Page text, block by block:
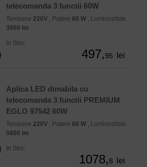
telecomanda 3 functii 60W
Tensiune 220V , Putere 60 W , Luminozitate
3500 lm
In Stoc
497,95 lei
Aplica LED dimabila cu
telecomanda 3 functii PREMIUM
EGLO 97542 60W
Tensiune 220V , Putere 60 W , Luminozitate
5800 lm
In Stoc
1078,8 lei